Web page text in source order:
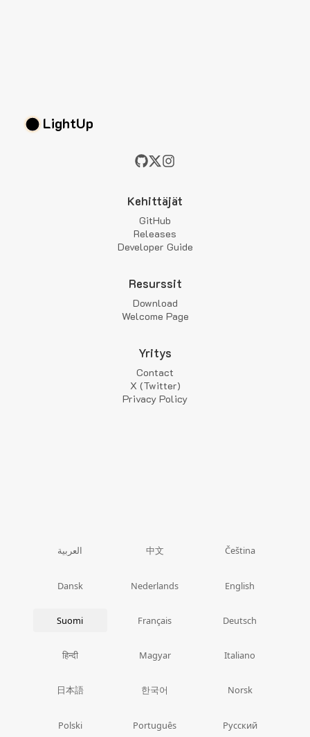
LightUp
Kehittäjät
GitHub
Releases
Developer Guide
Resurssit
Download
Welcome Page
Yritys
Contact
X (Twitter)
Privacy Policy
العربية 中文 Čeština
Dansk Nederlands English
Suomi Français Deutsch
हिन्दी Magyar Italiano
日本語 한국어 Norsk
Polski Português Русский